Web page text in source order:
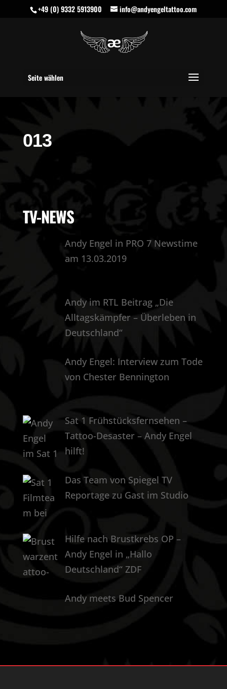
+49 (0) 9332 5913900 info@andyengeltattoo.com
Seite wählen
013
TV-NEWS
Andy Engel in PRO 7 Newstime
am 13.03.2019
Andy im RTL Beitrag „Die
Alltagskämpfer – Überleben in
Deutschland“
Andy Engel: Interview zum Tode
von Chester Bennington
Sat 1 Frühstücksfernsehen –
Tattoo-Desaster – Andy Engel
hilft!
Das Team von Spiegel TV
Reportage zu Gast im Studio
Hilfe nach Brustkrebs OP –
Andy Engel in „Hallo
Deutschland“ ZDF
Andy meets Bud Spencer